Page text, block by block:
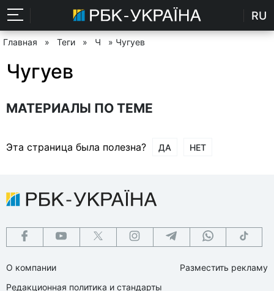
RU
Главная » Теги » Ч » Чугуев
Чугуев
МАТЕРИАЛЫ ПО ТЕМЕ
Эта страница была полезна? ДА НЕТ
О компании
Редакционная политика и стандарты
Разместить рекламу